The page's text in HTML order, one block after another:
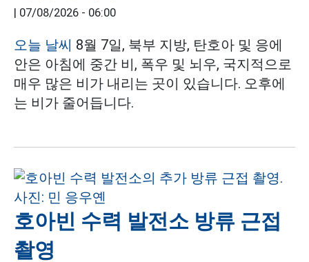
| 07/08/2026 - 06:00
오늘 날씨 8월 7일, 북부 지방, 탄호아 및 응에
안은 아침에 중간 비, 폭우 및 뇌우, 국지적으로
매우 많은 비가 내리는 곳이 있습니다. 오후에
는 비가 줄어듭니다.
호아빈 수력 발전소 방류 근접
촬영